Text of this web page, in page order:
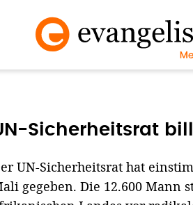
Sicherheitsrat
UN-Sicherheitsrat hat
gegeben. Die 12.600 Mann